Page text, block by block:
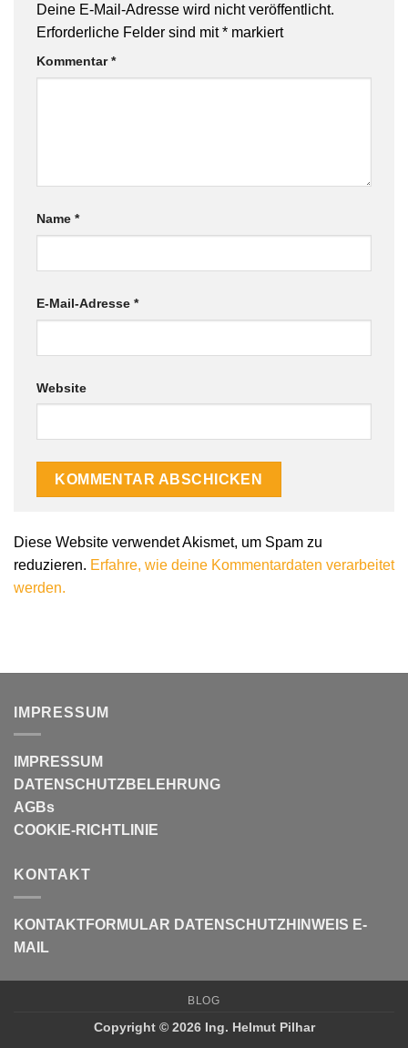
Deine E-Mail-Adresse wird nicht veröffentlicht.
Erforderliche Felder sind mit* markiert
Kommentar*
Name *
E-Mail-Adresse *
Website
Diese Website verwendet Akismet, um Spam zu
reduzieren. Erfahre, wie deine Kommentardaten verarbeitet
werden.
IMPRESSUM
IMPRESSUM
DATENSCHUTZBELEHRUNG
AGBs
COOKIE-RICHTLINIE
KONTAKT
KONTAKTFORMULAR DATENSCHUTZHINWEIS E-
MAIL
BLOG
Copyright © 2026 Ing. Helmut Pilhar